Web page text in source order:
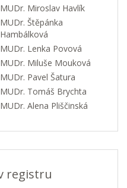
MUDr. Miroslav Havlík
MUDr. Štěpánka
Hambálková
MUDr. Lenka Povová
MUDr. Miluše Mouková
MUDr. Pavel Šatura
MUDr. Tomáš Brychta
MUDr. Alena Pliščinská
registru